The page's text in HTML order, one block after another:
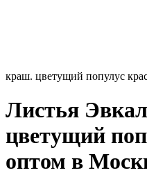
краш. цветущий популус
Листья
цветущий
оптом в